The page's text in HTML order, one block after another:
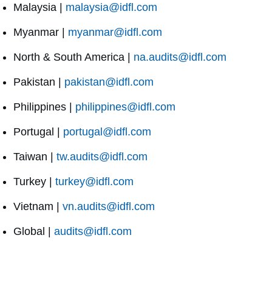
Malaysia | malaysia@idfl.com
Myanmar | myanmar@idfl.com
North & South America | na.audits@idfl.com
Pakistan | pakistan@idfl.com
Philippines | philippines@idfl.com
Portugal | portugal@idfl.com
Taiwan | tw.audits@idfl.com
Turkey | turkey@idfl.com
Vietnam | vn.audits@idfl.com
Global | audits@idfl.com